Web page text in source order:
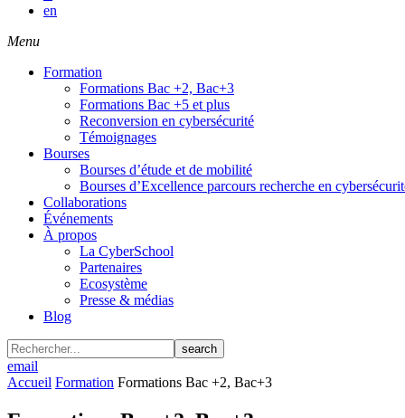
en
Menu
Formation
Formations Bac +2, Bac+3
Formations Bac +5 et plus
Reconversion en cybersécurité
Témoignages
Bourses
Bourses d’étude et de mobilité
Bourses d’Excellence parcours recherche en
Collaborations
Événements
À propos
La CyberSchool
Partenaires
Ecosystème
Presse & médias
Blog
search
email
Accueil Formation Formations Bac +2, Bac+3